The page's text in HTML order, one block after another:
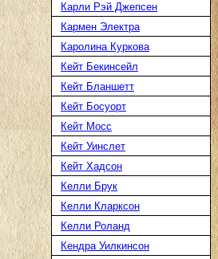
Карли Рэй Джепсен
Кармен Электра
Каролина Куркова
Кейт Бекинсейл
Кейт Бланшетт
Кейт Босуорт
Кейт Мосс
Кейт Уинслет
Кейт Хадсон
Келли Брук
Келли Кларксон
Келли Роланд
Кендра Уилкинсон